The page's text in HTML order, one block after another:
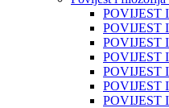
POVIJEST
POVIJEST
POVIJEST
POVIJEST
POVIJEST
POVIJEST
POVIJEST